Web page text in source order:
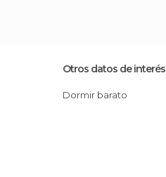
Otros datos de interés
Dormir barato